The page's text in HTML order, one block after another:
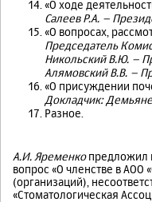
«О ходе
Салеев Р.А. –
«О вопросах,
Председатель
Никольский В.Ю. –
Алямовский В.В. –
«О присуждении
Докладчик:
Разное.
А.И. Яременкопредложил
вопрос «О членстве в
(организаций),
«Стоматологическая